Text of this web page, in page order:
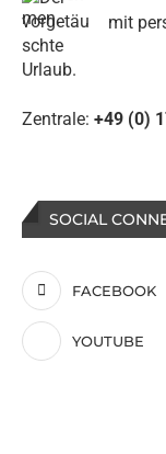
mit
Zentrale: +49 (0)
SOCIAL
FACEBOOK
YOUTUBE